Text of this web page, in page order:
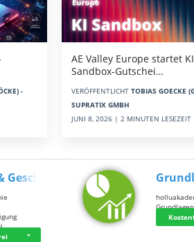
-
AE Valley Europe startet
Sandbox-Gutschei…
VERÖFFENTLICHT TOBIAS GOECKE
SUPRATIX GMBH
JUNI 8, 2026 | 2 MINUTEN LESEZEIT
Geschi…